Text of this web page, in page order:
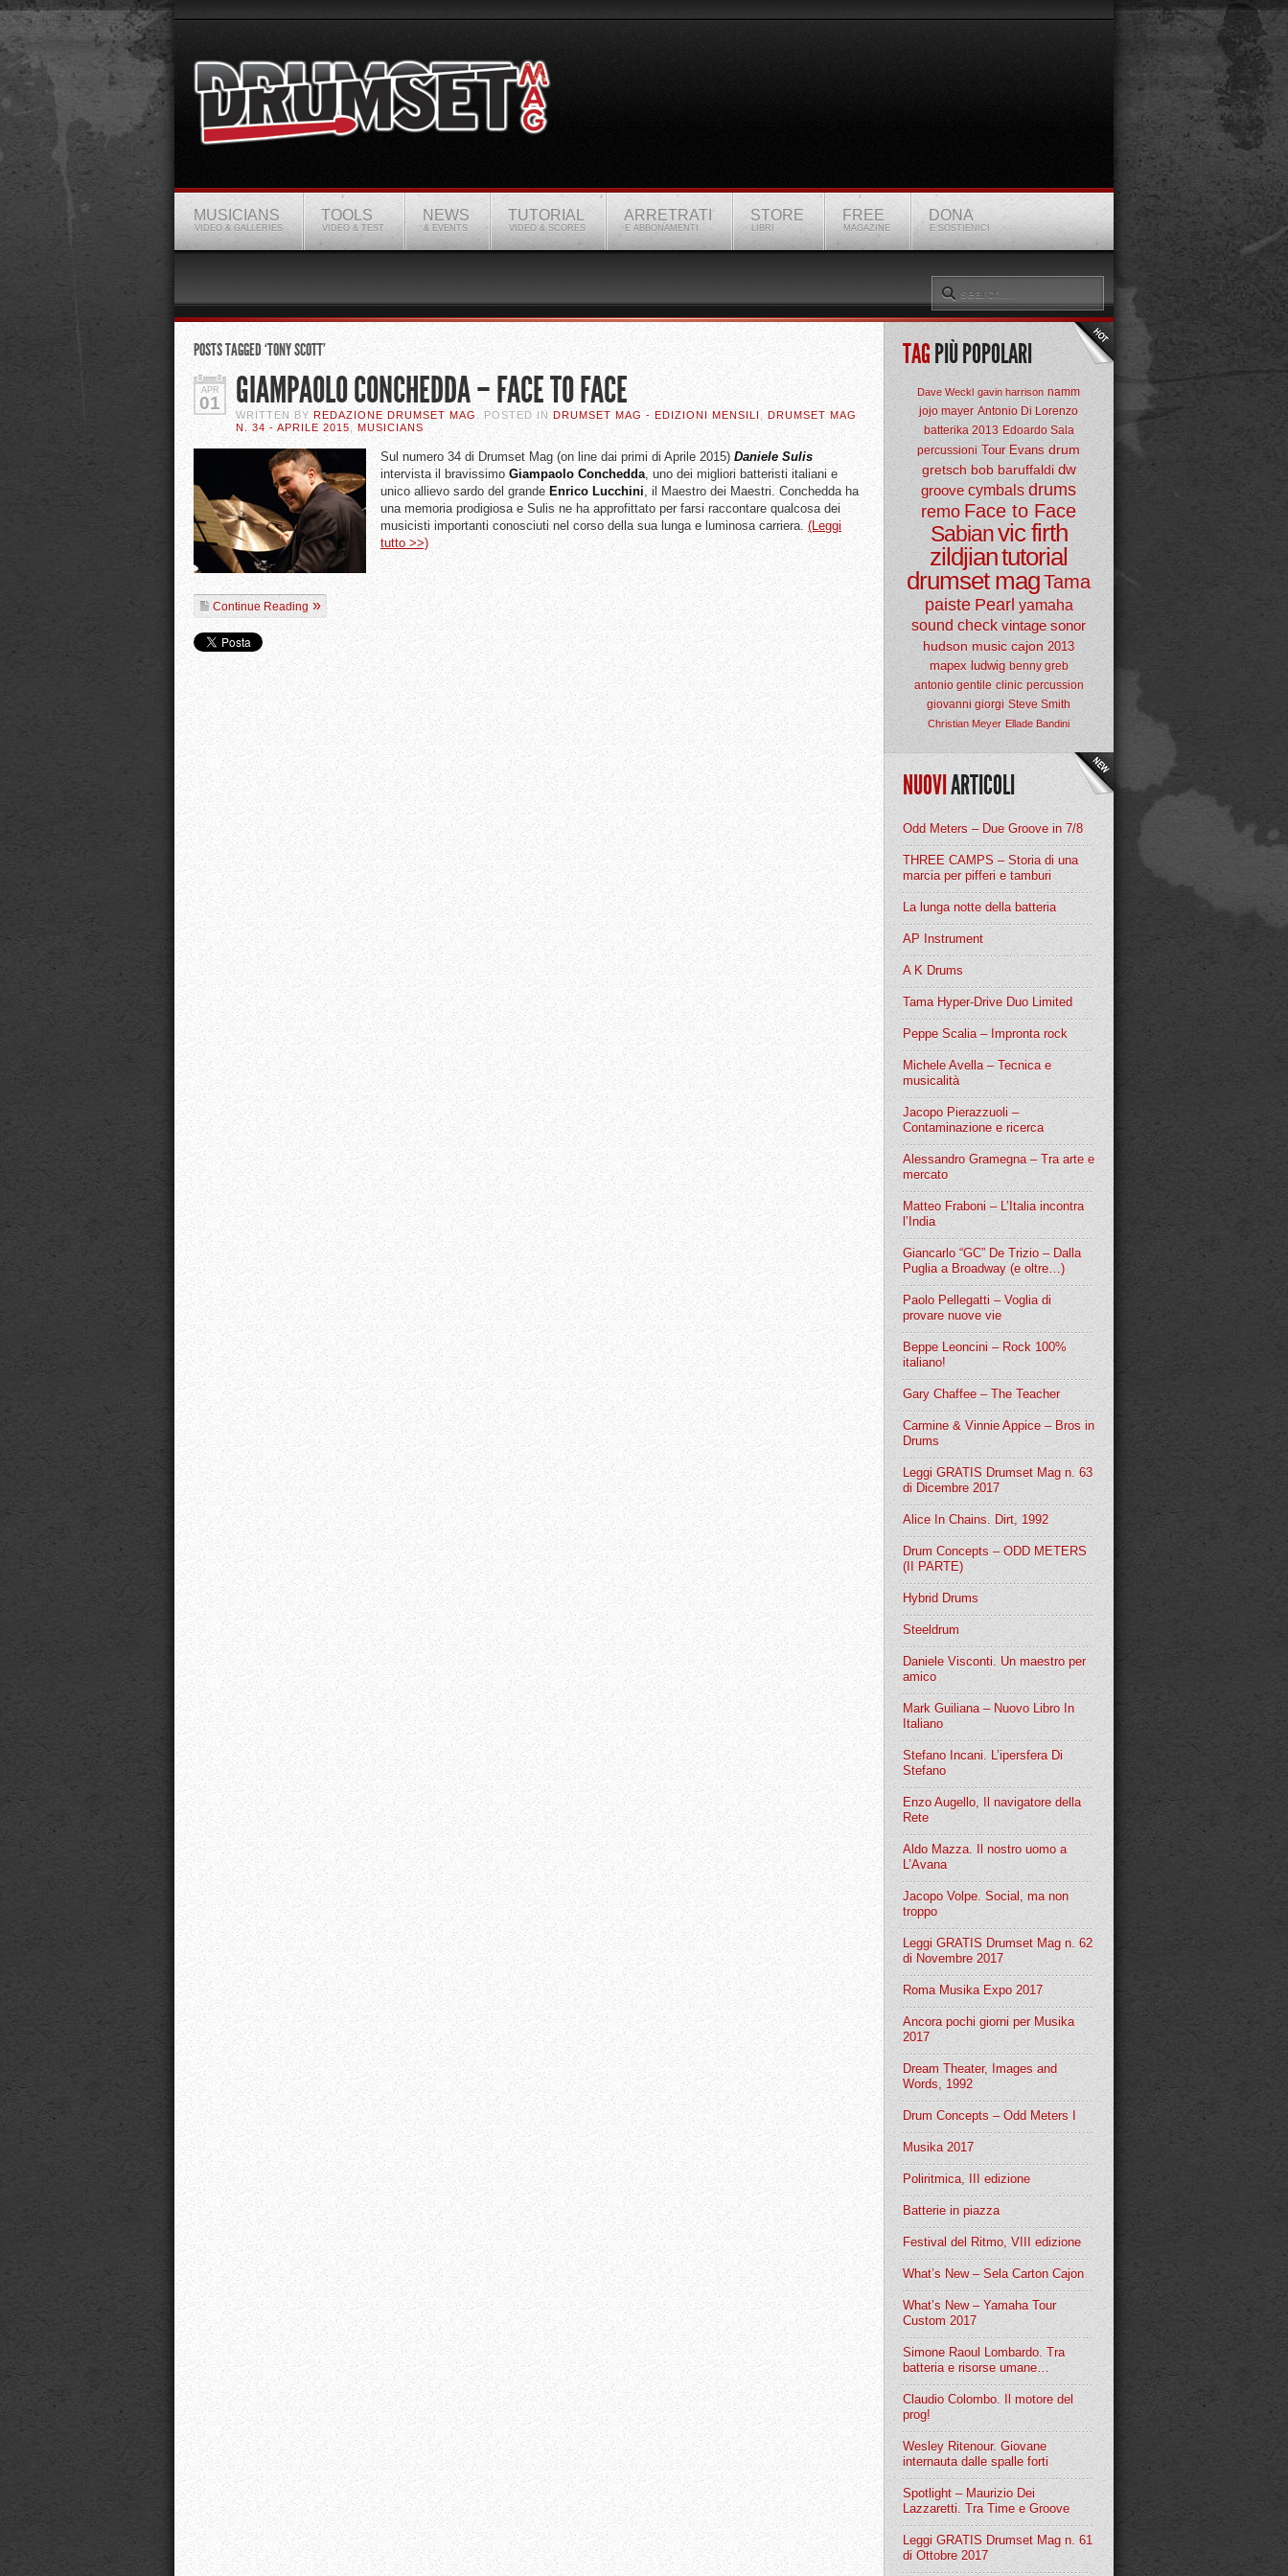
MUSICIANS
VIDEO & GALLERIES
TOOLS
VIDEO & TEST
NEWS
& EVENTS
TUTORIAL
VIDEO & SCORES
ARRETRATI
E ABBONAMENTI
STORE
LIBRI
FREE
MAGAZINE
DONA
E SOSTIENICI
POSTS TAGGED ‘TONY SCOTT’
APR
01 GIAMPAOLO CONCHEDDA – FACE TO FACE
WRITTEN BY REDAZIONE DRUMSET MAG . POSTED INDRUMSET MAG - EDIZIONI MENSILI ,DRUMSET MAG
N. 34 - APRILE 2015,MUSICIANS
Sul numero 34 di Drumset Mag (on line dai primi di Aprile 2015) Daniele Sulis
intervista il bravissimoGiampaolo Conchedda, uno dei migliori batteristi italiani e
unico allievo sardo del grande Enrico Lucchini, il Maestro dei Maestri. Conchedda ha
una memoria prodigiosa e Sulis ne ha approfittato per farsi raccontare qualcosa dei
musicisti importanti conosciuti nel corso della sua lunga e luminosa carriera.(Leggi
tutto >>)
Continue Reading
TAGPIÙ POPOLARI
Dave Weckl gavin harrison namm
jojo mayer Antonio Di Lorenzo
batterika 2013 Edoardo Sala
percussioni Tour Evans drum
gretsch bob baruffaldi dw
groove cymbals drums
remo Face to Face
Sabianvic firth
zildjiantutorial
drumset magTama
paiste Pearl yamaha
sound check vintage sonor
hudson music cajon 2013
mapex ludwig benny greb
antonio gentile clinic percussion
giovanni giorgi Steve Smith
Christian Meyer Ellade Bandini
NUOVIARTICOLI
Odd Meters – Due Groove in 7/8
THREE CAMPS – Storia di una
marcia per pifferi e tamburi
La lunga notte della batteria
AP Instrument
A K Drums
Tama Hyper-Drive Duo Limited
Peppe Scalia – Impronta rock
Michele Avella – Tecnica e
musicalità
Jacopo Pierazzuoli –
Contaminazione e ricerca
Alessandro Gramegna – Tra arte e
mercato
Matteo Fraboni – L’Italia incontra
l’India
Giancarlo “GC” De Trizio – Dalla
Puglia a Broadway (e oltre…)
Paolo Pellegatti – Voglia di
provare nuove vie
Beppe Leoncini – Rock 100%
italiano!
Gary Chaffee – The Teacher
Carmine & Vinnie Appice – Bros in
Drums
Leggi GRATIS Drumset Mag n. 63
di Dicembre 2017
Alice In Chains. Dirt, 1992
Drum Concepts – ODD METERS
(II PARTE)
Hybrid Drums
Steeldrum
Daniele Visconti. Un maestro per
amico
Mark Guiliana – Nuovo Libro In
Italiano
Stefano Incani. L’ipersfera Di
Stefano
Enzo Augello, Il navigatore della
Rete
Aldo Mazza. Il nostro uomo a
L’Avana
Jacopo Volpe. Social, ma non
troppo
Leggi GRATIS Drumset Mag n. 62
di Novembre 2017
Roma Musika Expo 2017
Ancora pochi giorni per Musika
2017
Dream Theater, Images and
Words, 1992
Drum Concepts – Odd Meters I
Musika 2017
Poliritmica, III edizione
Batterie in piazza
Festival del Ritmo, VIII edizione
What’s New – Sela Carton Cajon
What’s New – Yamaha Tour
Custom 2017
Simone Raoul Lombardo. Tra
batteria e risorse umane…
Claudio Colombo. Il motore del
prog!
Wesley Ritenour. Giovane
internauta dalle spalle forti
Spotlight – Maurizio Dei
Lazzaretti. Tra Time e Groove
Leggi GRATIS Drumset Mag n. 61
di Ottobre 2017